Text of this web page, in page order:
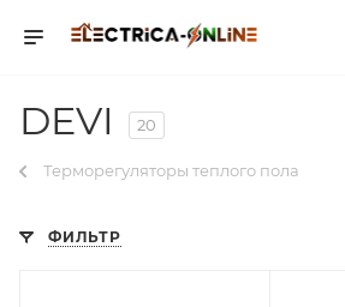
DEVI 20
Терморегуляторы теплого пола
ФИЛЬТР